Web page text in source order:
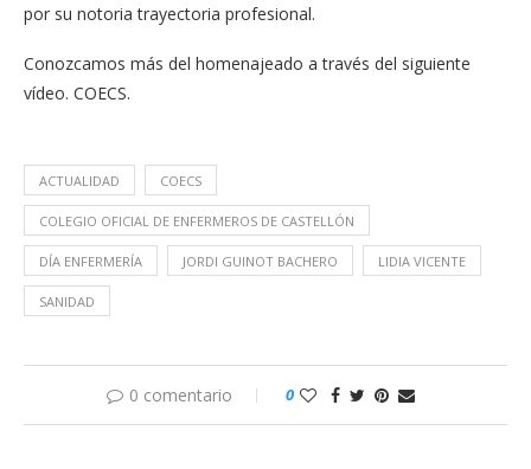
por su notoria trayectoria profesional.
Conozcamos más del homenajeado a través del siguiente
vídeo. COECS.
ACTUALIDAD COECS
COLEGIO OFICIAL DE ENFERMEROS DE CASTELLÓN
DÍA ENFERMERÍA JORDI GUINOT BACHERO LIDIA VICENTE
SANIDAD
0 comentario 0